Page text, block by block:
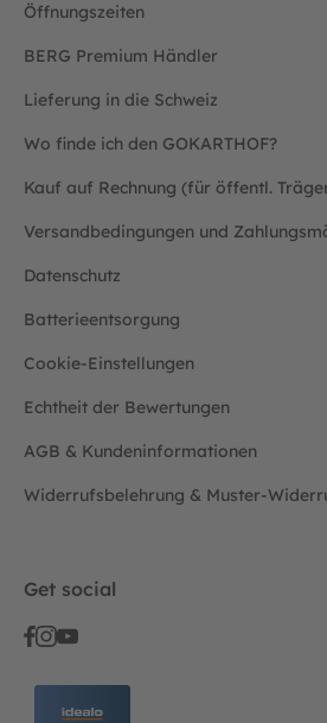
Öffnungszeiten
BERG Premium Händler
Lieferung in die Schweiz
Wo finde ich den GOKARTHOF?
Kauf auf Rechnung (für öffentl.
Versandbedingungen und
Datenschutz
Batterieentsorgung
Cookie-Einstellungen
Echtheit der Bewertungen
AGB & Kundeninformationen
Widerrufsbelehrung & Muster-
Get social